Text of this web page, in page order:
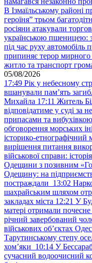
В Ізмаїльському районі
героїня” трьом
росіяни атакували
українською пшеницею:
під час руху автомобіль
припиняє терор
житло та транспорт
05/08/2026
17:49 Рік у небесному
вшанували пам’ять
Михайла 17:11 Житель
відповідатиме у суді за
припасами та вибухівкою
обговорення морських
історико-
вирішення питання
військової справи:
Одещини з позивним
Одещину: на
постраждали 13:02
шахрайським шляхом
закладах міста 12:21 У
матері отримали
річний завербований
військових обʼєктах
Тарутинському степу
хом’яки 10:14 У
сучасний водоочисний